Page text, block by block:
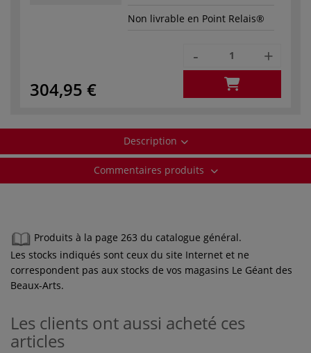
Non livrable en Point Relais®
304,95 €
- +
Description
Commentaires produits
Produits à la page 263 du catalogue général.
Les stocks indiqués sont ceux du site Internet et ne
correspondent pas aux stocks de vos magasins Le Géant des
Beaux-Arts.
Les clients ont aussi acheté ces
articles